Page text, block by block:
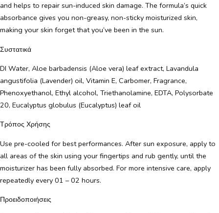
and helps to repair sun-induced skin damage. The formula’s quick
absorbance gives you non-greasy, non-sticky moisturized skin,
making your skin forget that you’ve been in the sun.
Συστατικά
DI Water, Aloe barbadensis (Aloe vera) leaf extract, Lavandula
angustifolia (Lavender) oil, Vitamin E, Carbomer, Fragrance,
Phenoxyethanol, Ethyl alcohol, Triethanolamine, EDTA, Polysorbate
20, Eucalyptus globulus (Eucalyptus) leaf oil
Τρόπος Χρήσης
Use pre-cooled for best performances. After sun exposure, apply to
all areas of the skin using your fingertips and rub gently, until the
moisturizer has been fully absorbed. For more intensive care, apply
repeatedly every 01 – 02 hours.
Προειδοποιήσεις